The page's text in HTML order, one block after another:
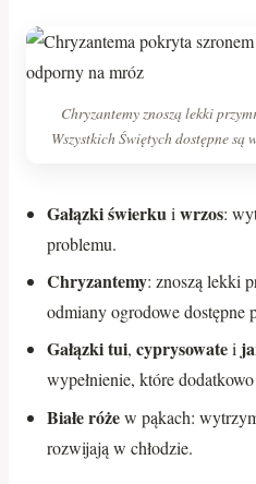
Chryzantemy znoszą lekki
Wszystkich Świętych dostępne są
Gałązki świerku iwrzos:
problemu.
Chryzantemy: znoszą lekki
odmiany ogrodowe dostępne
Gałązki tui,cyprysowatei
wypełnienie, które
Białe różew pąkach:
rozwijają w chłodzie.